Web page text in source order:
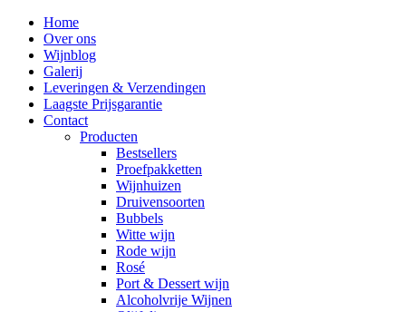
Home
Over ons
Wijnblog
Galerij
Leveringen & Verzendingen
Laagste Prijsgarantie
Contact
Producten
Bestsellers
Proefpakketten
Wijnhuizen
Druivensoorten
Bubbels
Witte wijn
Rode wijn
Rosé
Port & Dessert wijn
Alcoholvrije Wijnen